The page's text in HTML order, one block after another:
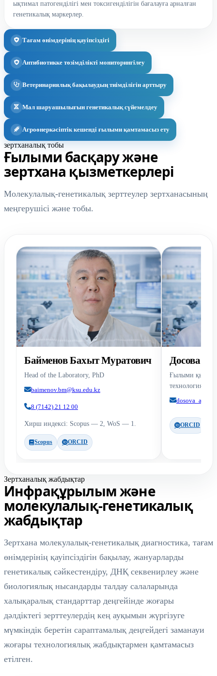
ықтимал патогенділігі мен токсигенділігін бағалауға арналған
генетикалық маркерлер.
Тағам өнімдерінің қауіпсіздігі
Антибиотикке төзімділікті мониторингілеу
Ветеринариялық бақылаудың тиімділігін арттыру
Мал шаруашылығын генетикалық сүйемелдеу
Агроөнеркәсіптік кешенді ғылыми қамтамасыз ету
зертханалық тобы
Ғылыми басқару және
зертхана қызметкерлері
Молекулалық-генетикалық зерттеулер зертханасының
меңгерушісі және тобы.
Байменов Бахыт Муратович
Head of the Laboratory, PhD
baimenov.bm@ksu.edu.kz
8 (7142) 21 12 00
Хирш индексі: Scopus — 2, WoS — 1.
Scopus ORCID
Досова
Ғылыми
технология
ORCID
Зертханалық жабдықтар
Инфрақұрылым және
молекулалық-генетикалық
жабдықтар
Зертхана молекулалық-генетикалық диагностика, тағам
өнімдерінің қауіпсіздігін бақылау, жануарларды
генетикалық сәйкестендіру, ДНҚ секвенирлеу және
биологиялық нысандарды талдау салаларында
халықаралық стандарттар деңгейінде жоғары
дәлдіктегі зерттеулердің кең ауқымын жүргізуге
мүмкіндік беретін сараптамалық деңгейдегі заманауи
жоғары технологиялық жабдықтармен қамтамасыз
етілген.